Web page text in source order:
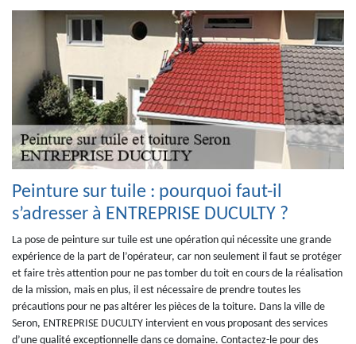
Peinture sur tuile : pourquoi faut-il
s’adresser à ENTREPRISE DUCULTY ?
La pose de peinture sur tuile est une opération qui nécessite une grande
expérience de la part de l’opérateur, car non seulement il faut se protéger
et faire très attention pour ne pas tomber du toit en cours de la réalisation
de la mission, mais en plus, il est nécessaire de prendre toutes les
précautions pour ne pas altérer les pièces de la toiture. Dans la ville de
Seron, ENTREPRISE DUCULTY intervient en vous proposant des services
d’une qualité exceptionnelle dans ce domaine. Contactez-le pour des